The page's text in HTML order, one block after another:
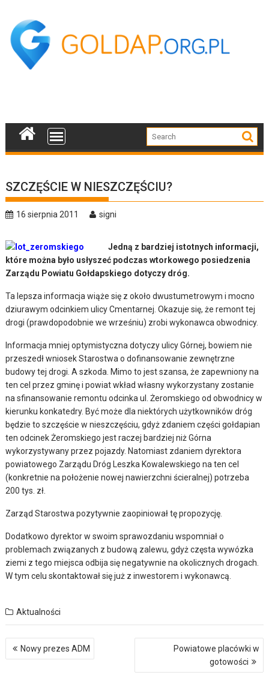
content
SZCZĘŚCIE W NIESZCZĘŚCIU?
16 sierpnia 2011 signi
Jedną z bardziej istotnych informacji,
które można było usłyszeć podczas wtorkowego posiedzenia
Zarządu Powiatu Gołdapskiego dotyczy dróg.
Ta lepsza informacja wiąże się z około dwustumetrowym i mocno
dziurawym odcinkiem ulicy Cmentarnej. Okazuje się, że remont tej
drogi (prawdopodobnie we wrześniu) zrobi wykonawca obwodnicy.
Informacja mniej optymistyczna dotyczy ulicy Górnej, bowiem nie
przeszedł wniosek Starostwa o dofinansowanie zewnętrzne
budowy tej drogi. A szkoda. Mimo to jest szansa, że zapewniony na
ten cel przez gminę i powiat wkład własny wykorzystany zostanie
na sfinansowanie remontu odcinka ul. Żeromskiego od obwodnicy w
kierunku konkatedry. Być może dla niektórych użytkowników dróg
będzie to szczęście w nieszczęściu, gdyż zdaniem części gołdapian
ten odcinek Żeromskiego jest raczej bardziej niż Górna
wykorzystywany przez pojazdy. Natomiast zdaniem dyrektora
powiatowego Zarządu Dróg Leszka Kowalewskiego na ten cel
(konkretnie na położenie nowej nawierzchni ścieralnej) potrzeba
200 tys. zł.
Zarząd Starostwa pozytywnie zaopiniował tę propozycję.
Dodatkowo dyrektor w swoim sprawozdaniu wspomniał o
problemach związanych z budową zalewu, gdyż częsta wywózka
ziemi z tego miejsca odbija się negatywnie na okolicznych drogach.
W tym celu skontaktował się już z inwestorem i wykonawcą.
Aktualności
Nawigacja
wpisu
Nowy prezes ADM
Powiatowe placówki w
gotowości